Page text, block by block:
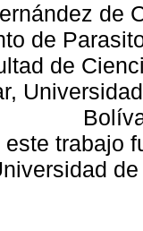
de
de
de
trabajo